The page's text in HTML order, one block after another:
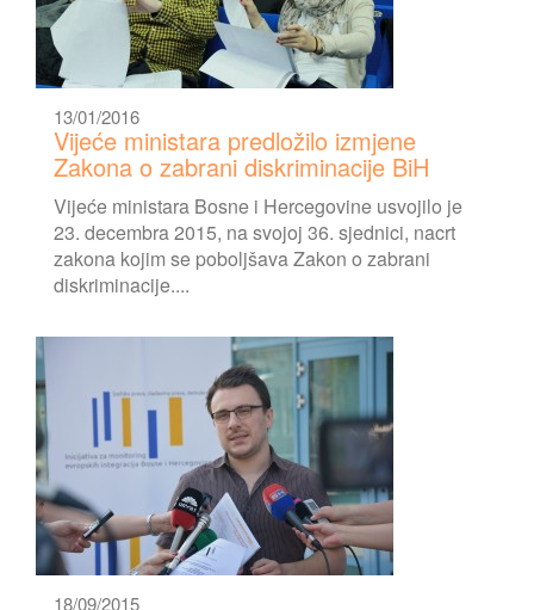
13/01/2016
Vijeće ministara predložilo izmjene
Zakona o zabrani diskriminacije BiH
Vijeće ministara Bosne i Hercegovine usvojilo je
23. decembra 2015, na svojoj 36. sjednici, nacrt
zakona kojim se poboljšava Zakon o zabrani
diskriminacije....
18/09/2015